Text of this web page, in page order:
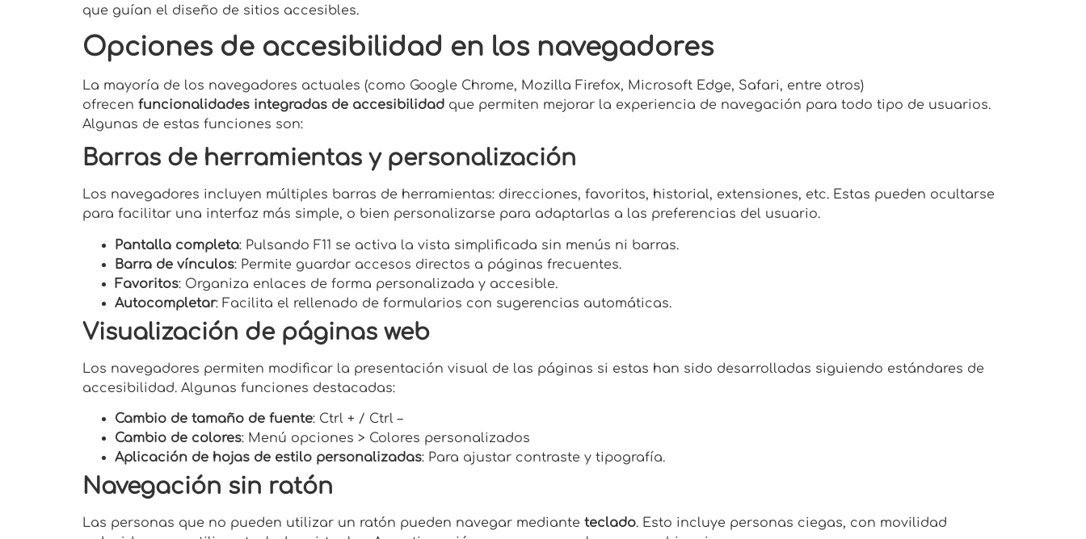
que guían el diseño de sitios accesibles.
Opciones de accesibilidad en los navegadores
La mayoría de los navegadores actuales (como Google Chrome, Mozilla Firefox, Microsoft Edge, Safari, entre otros)
ofrecen funcionalidades integradas de accesibilidad que permiten mejorar la experiencia de navegación para todo tipo de usuarios.
Algunas de estas funciones son:
Barras de herramientas y personalización
Los navegadores incluyen múltiples barras de herramientas: direcciones, favoritos, historial, extensiones, etc. Estas pueden ocultarse
para facilitar una interfaz más simple, o bien personalizarse para adaptarlas a las preferencias del usuario.
Pantalla completa: Pulsando F11 se activa la vista simplificada sin menús ni barras.
Barra de vínculos: Permite guardar accesos directos a páginas frecuentes.
Favoritos: Organiza enlaces de forma personalizada y accesible.
Autocompletar: Facilita el rellenado de formularios con sugerencias automáticas.
Visualización de páginas web
Los navegadores permiten modificar la presentación visual de las páginas si estas han sido desarrolladas siguiendo estándares de
accesibilidad. Algunas funciones destacadas:
Cambio de tamaño de fuente: Ctrl + / Ctrl –
Cambio de colores: Menú opciones > Colores personalizados
Aplicación de hojas de estilo personalizadas: Para ajustar contraste y tipografía.
Navegación sin ratón
Las personas que no pueden utilizar un ratón pueden navegar mediante teclado. Esto incluye personas ciegas, con movilidad